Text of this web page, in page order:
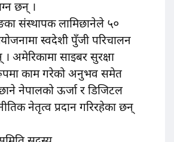
छन् ।
संस्थापक लामिछानेले ५०
स्वदेशी पुँजी परिचालन
अमेरिकामा साइबर सुरक्षा
काम गरेको अनुभव समेत
नेपालको ऊर्जा र डिजिटल
नेतृत्व प्रदान गरिरहेका छन्